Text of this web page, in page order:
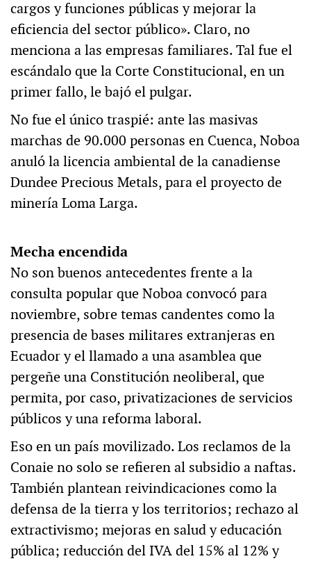
cargos y funciones públicas y mejorar la
eficiencia del sector público». Claro, no
menciona a las empresas familiares. Tal fue el
escándalo que la Corte Constitucional, en un
primer fallo, le bajó el pulgar.
No fue el único traspié: ante las masivas
marchas de 90.000 personas en Cuenca, Noboa
anuló la licencia ambiental de la canadiense
Dundee Precious Metals, para el proyecto de
minería Loma Larga.
Mecha encendida
No son buenos antecedentes frente a la
consulta popular que Noboa convocó para
noviembre, sobre temas candentes como la
presencia de bases militares extranjeras en
Ecuador y el llamado a una asamblea que
pergeñe una Constitución neoliberal, que
permita, por caso, privatizaciones de servicios
públicos y una reforma laboral.
Eso en un país movilizado. Los reclamos de la
Conaie no solo se refieren al subsidio a naftas.
También plantean reivindicaciones como la
defensa de la tierra y los territorios; rechazo al
extractivismo; mejoras en salud y educación
pública; reducción del IVA del 15% al 12% y